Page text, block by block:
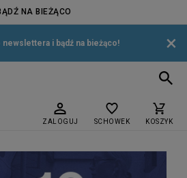
NA BIEŻĄCO
newslettera i bądź na bieżąco! ×
ZALOGUJ SCHOWEK KOSZYK